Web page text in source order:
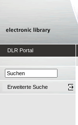
DLR Portal
Erweiterte Suche